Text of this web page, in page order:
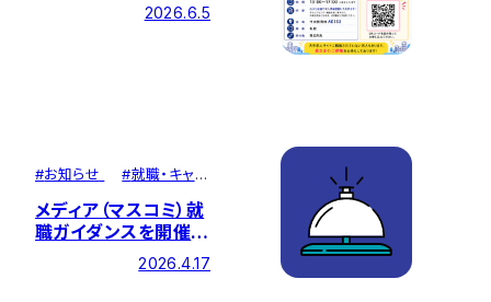
2026.6.5
#お知らせ #就職・キャリ
メディア（マスコミ）就
職ガイダンスを開催し
2026.4.17